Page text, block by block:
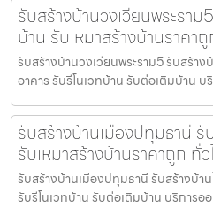
รับสร้างบ้านวงเวียนพระรา
บ้าน รับเหมาสร้างบ้านราคา
รับสร้างบ้านวงเวียนพระราม5 รับสร้าง
อาคาร รับรีโนเวทบ้าน รับต่อเติมบ้าน บ
รับสร้างบ้านเมืองปทุมธานี
รับเหมาสร้างบ้านราคาถูก ทั่
รับสร้างบ้านเมืองปทุมธานี รับสร้างบ้า
รับรีโนเวทบ้าน รับต่อเติมบ้าน บริการอ